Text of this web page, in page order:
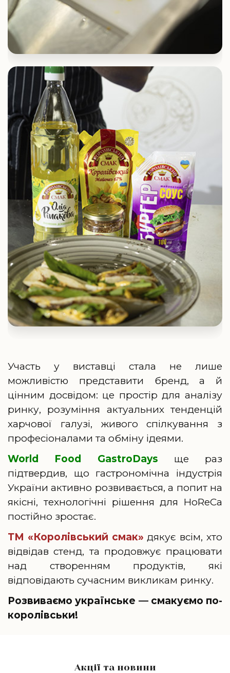
Участь у виставці стала не лише
можливістю представити бренд, а й
цінним досвідом: це простір для аналізу
ринку, розуміння актуальних тенденцій
харчової галузі, живого спілкування з
професіоналами та обміну ідеями.
World Food GastroDays ще раз
підтвердив, що гастрономічна індустрія
України активно розвивається, а попит на
якісні, технологічні рішення для HoReCa
постійно зростає.
ТМ «Королівський смак» дякує всім, хто
відвідав стенд, та продовжує працювати
над створенням продуктів, які
відповідають сучасним викликам ринку.
Розвиваємо українське — смакуємо по-
королівськи!
Акції та новини